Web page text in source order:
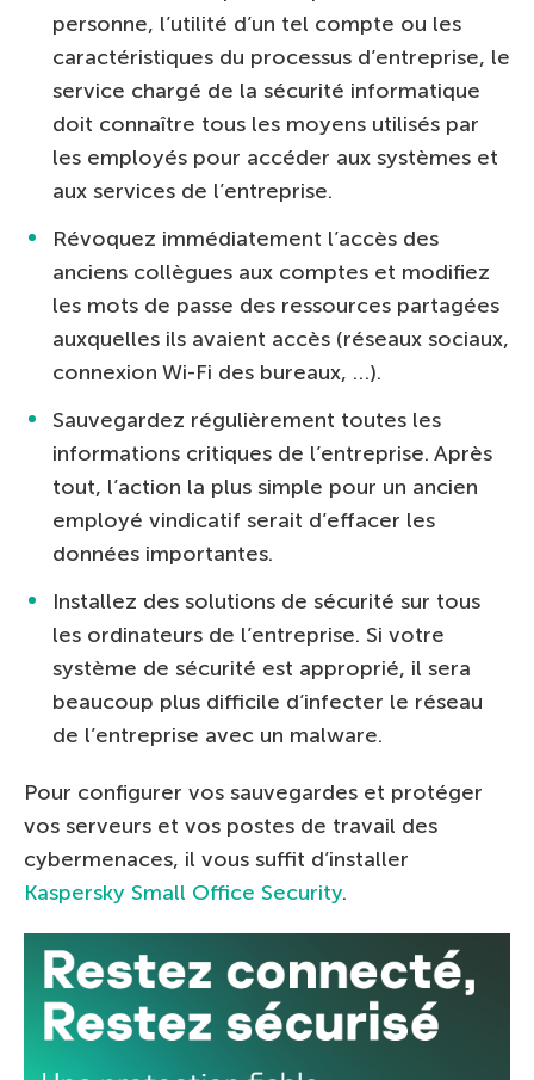
personne, l’utilité d’un tel compte ou les
caractéristiques du processus d’entreprise, le
service chargé de la sécurité informatique
doit connaître tous les moyens utilisés par
les employés pour accéder aux systèmes et
aux services de l’entreprise.
Révoquez immédiatement l’accès des
anciens collègues aux comptes et modifiez
les mots de passe des ressources partagées
auxquelles ils avaient accès (réseaux sociaux,
connexion Wi-Fi des bureaux, …).
Sauvegardez régulièrement toutes les
informations critiques de l’entreprise. Après
tout, l’action la plus simple pour un ancien
employé vindicatif serait d’effacer les
données importantes.
Installez des solutions de sécurité sur tous
les ordinateurs de l’entreprise. Si votre
système de sécurité est approprié, il sera
beaucoup plus difficile d’infecter le réseau
de l’entreprise avec un malware.
Pour configurer vos sauvegardes et protéger
vos serveurs et vos postes de travail des
cybermenaces, il vous suffit d’installer
Kaspersky Small Office Security.